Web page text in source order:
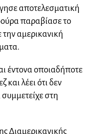
αποτελεσματική
παραβίασε το
αμερικανική
έντονα οποιαδήποτε
και λέει ότι δεν
στη
Διαμερικανικής